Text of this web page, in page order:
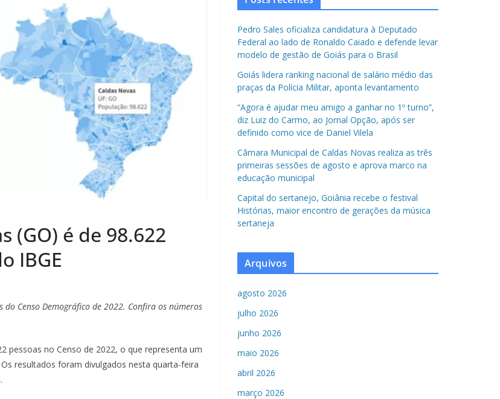
(GO) é de 98.622
IBGE
Censo Demográfico de 2022. Confira os números
pessoas no Censo de 2022, o que representa um
resultados foram divulgados nesta quarta-feira
Pedro Sales oficializa candidatura à Deputado
Federal ao lado de Ronaldo Caiado e defende levar
modelo de gestão de Goiás para o Brasil
Goiás lidera ranking nacional de salário médio das
praças da Polícia Militar, aponta levantamento
“Agora é ajudar meu amigo a ganhar no 1º turno”,
diz Luiz do Carmo, ao Jornal Opção, após ser
definido como vice de Daniel Vilela
Câmara Municipal de Caldas Novas realiza as três
primeiras sessões de agosto e aprova marco na
educação municipal
Capital do sertanejo, Goiânia recebe o festival
Histórias, maior encontro de gerações da música
sertaneja
Arquivos
agosto 2026
julho 2026
junho 2026
maio 2026
abril 2026
março 2026